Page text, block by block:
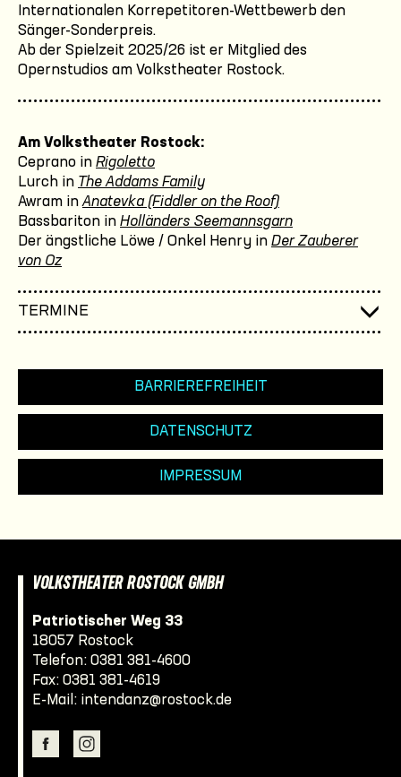
Internationalen Korrepetitoren-Wettbewerb den
Sänger-Sonderpreis.
Ab der Spielzeit 2025/26 ist er Mitglied des
Opernstudios am Volkstheater Rostock.
Am Volkstheater Rostock:
Ceprano in Rigoletto
Lurch in The Addams Family
Awram in Anatevka (Fiddler on the Roof)
Bassbariton in Holländers Seemannsgarn
Der ängstliche Löwe / Onkel Henry in Der Zauberer
von Oz
TERMINE
BARRIEREFREIHEIT
DATENSCHUTZ
IMPRESSUM
VOLKSTHEATER ROSTOCK GMBH
Patriotischer Weg 33
18057 Rostock
Telefon: 0381 381-4600
Fax: 0381 381-4619
E-Mail: intendanz@rostock.de